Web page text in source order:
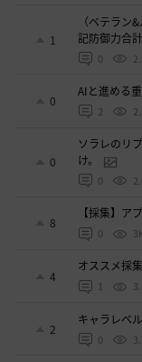
1
（ベテラン
記防御力合
0
0
AIと進める
2
0
ソラレのリ
け。
0
8
【採集】ア
0
4
オススメ採
1
2
キャラレベ
0